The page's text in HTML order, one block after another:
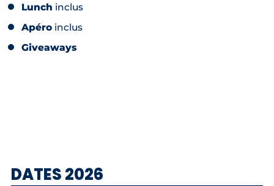
Lunch inclus
Apéro inclus
Giveaways
DATES 2026